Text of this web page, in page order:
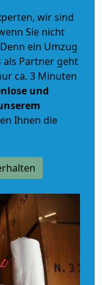
wir sind
Sie nicht
ein Umzug
als Partner geht
ca. 3 Minuten
und
Ihnen die